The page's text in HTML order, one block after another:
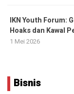
IKN Youth Forum:
Hoaks dan Kawal
1 Mei 2026
Bisnis